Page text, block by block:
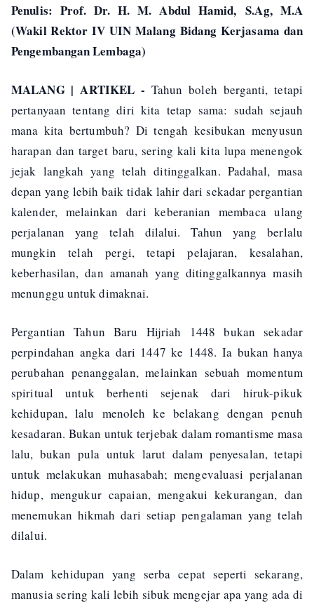
Penulis: Prof. Dr. H. M. Abdul Hamid,S.Ag, M.A
(Wakil Rektor IV UIN Malang Bidang Kerjasama dan
Pengembangan Lembaga)
MALANG | ARTIKEL - Tahun boleh berganti, tetapi
pertanyaan tentang diri kita tetap sama: sudah sejauh
mana kita bertumbuh? Di tengah kesibukan menyusun
harapan dan target baru, sering kali kita lupa menengok
jejak langkah yang telah ditinggalkan. Padahal, masa
depan yang lebih baik tidak lahir dari sekadar pergantian
kalender, melainkan dari keberanian membaca ulang
perjalanan yang telah dilalui. Tahun yang berlalu
mungkin telah pergi, tetapi pelajaran, kesalahan,
keberhasilan, dan amanah yang ditinggalkannya masih
menunggu untuk dimaknai.
Pergantian Tahun Baru Hijriah 1448 bukan sekadar
perpindahan angka dari 1447 ke 1448. Ia bukan hanya
perubahan penanggalan, melainkan sebuah momentum
spiritual untuk berhenti sejenak dari hiruk-pikuk
kehidupan, lalu menoleh ke belakang dengan penuh
kesadaran. Bukan untuk terjebak dalam romantisme masa
lalu, bukan pula untuk larut dalam penyesalan, tetapi
untuk melakukan muhasabah; mengevaluasi perjalanan
hidup, mengukur capaian, mengakui kekurangan, dan
menemukan hikmah dari setiap pengalaman yang telah
dilalui.
Dalam kehidupan yang serba cepat seperti sekarang,
manusia sering kali lebih sibuk mengejar apa yang ada di